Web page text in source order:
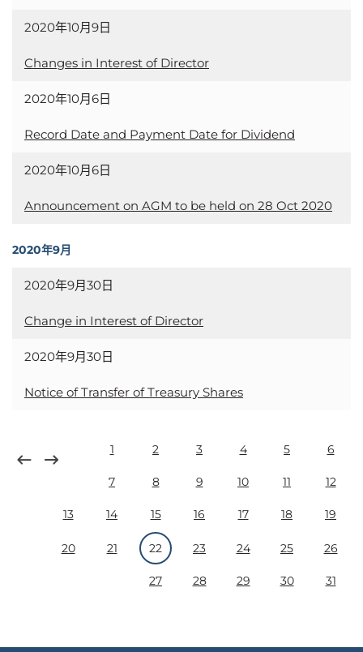
2020年10月9日
Changes in Interest of Director
2020年10月6日
Record Date and Payment Date for Dividend
2020年10月6日
Announcement on AGM to be held on 28 Oct 2020
2020年9月
2020年9月30日
Change in Interest of Director
2020年9月30日
Notice of Transfer of Treasury Shares
1 2 3 4 5 6
7 8 9 10 11 12
13 14 15 16 17 18 19
20 21 22 23 24 25 26
27 28 29 30 31